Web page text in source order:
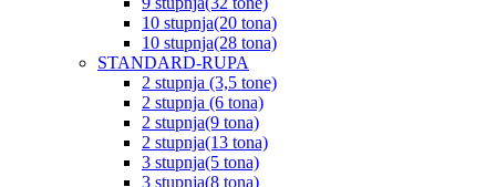
10 stupnja(20 tona)
10 stupnja(28 tona)
STANDARD-RUPA
2 stupnja (3,5 tone)
2 stupnja (6 tona)
2 stupnja(9 tona)
2 stupnja(13 tona)
3 stupnja(5 tona)
3 stupnja(8 tona)